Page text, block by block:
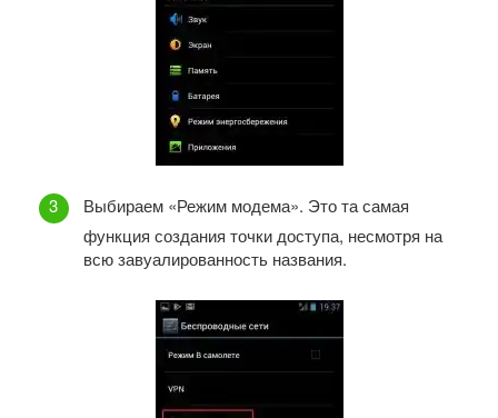
Выбираем «Режим модема». Это та самая
функция создания точки доступа, несмотря на
всю завуалированность названия.